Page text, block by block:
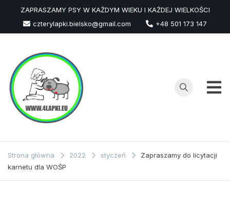
Przejdź
treści
ZAPRASZAMY PSY W KAŻDYM WIEKU I KAŻDEJ WIELKOŚCI
czterylapki.bielsko@gmail.com
+48 501 173 147
Strona główna 2022 styczeń
Zapraszamy do licytacji
karnetu dla WOŚP